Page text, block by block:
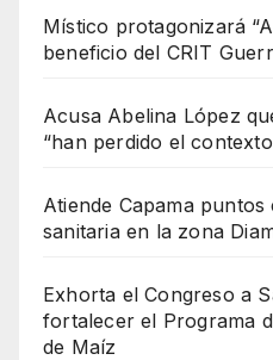
Místico protagonizará
beneficio del CRIT
Acusa Abelina López
“han perdido el
Atiende Capama
sanitaria en la zona
Exhorta el Congreso a
fortalecer el Programa
de Maíz